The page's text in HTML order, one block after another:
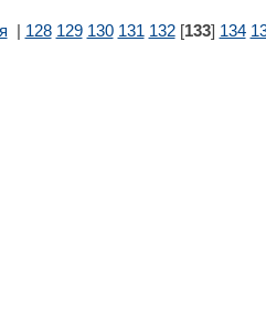
128 129 130 131 132[133] 134